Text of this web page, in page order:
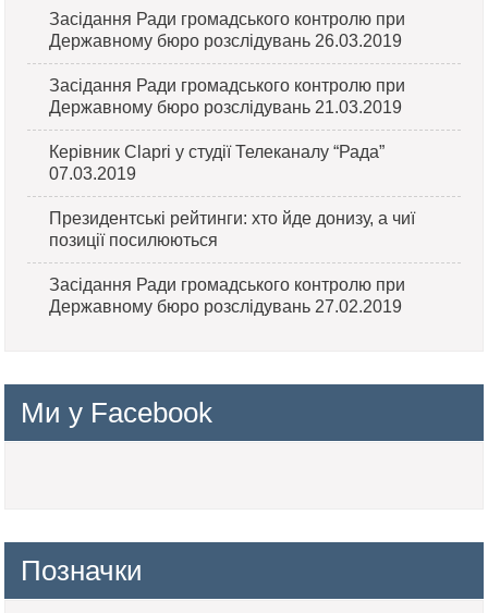
Засідання Ради громадського контролю при
Державному бюро розслідувань 26.03.2019
Засідання Ради громадського контролю при
Державному бюро розслідувань 21.03.2019
Керівник Clapri у студії Телеканалу “Рада”
07.03.2019
Президентські рейтинги: хто йде донизу, а чиї
позиції посилюються
Засідання Ради громадського контролю при
Державному бюро розслідувань 27.02.2019
Ми у Facebook
Позначки